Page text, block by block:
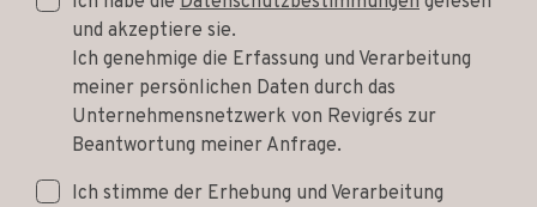
und akzeptiere sie.
Ich genehmige die Erfassung und Verarbeitung
meiner persönlichen Daten durch das
Unternehmensnetzwerk von Revigrés zur
Beantwortung meiner Anfrage.
Ich stimme der Erhebung und Verarbeitung